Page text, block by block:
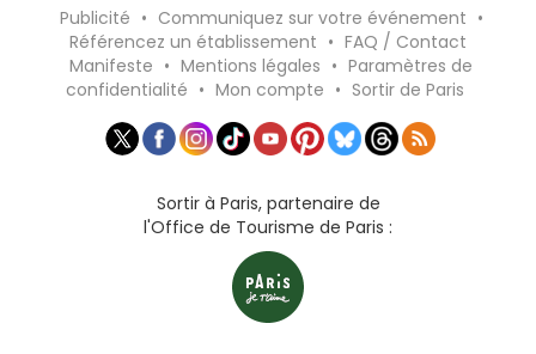
Publicité • Communiquez sur votre événement •
Référencez un établissement • FAQ / Contact
Manifeste • Mentions légales • Paramètres de
confidentialité • Mon compte • Sortir de Paris
Sortir à Paris, partenaire de
l'Office de Tourisme de Paris :